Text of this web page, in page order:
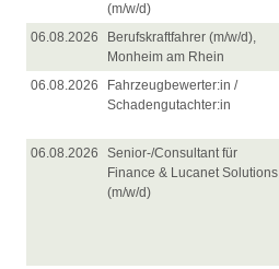
(m/w/d)
06.08.2026
Berufskraftfahrer (m/w/d),
Monheim am Rhein
06.08.2026
Fahrzeugbewerter:in /
Schadengutachter:in
06.08.2026
Senior-/Consultant für
Finance & Lucanet Solutions
(m/w/d)